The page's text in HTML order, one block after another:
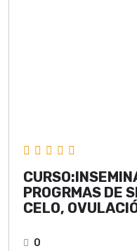
PROGRMAS DE
CELO,
0